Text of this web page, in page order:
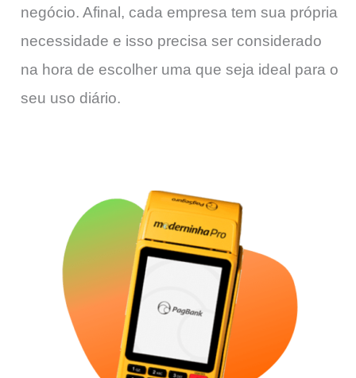
negócio. Afinal, cada empresa tem sua própria
necessidade e isso precisa ser considerado
na hora de escolher uma que seja ideal para o
seu uso diário.